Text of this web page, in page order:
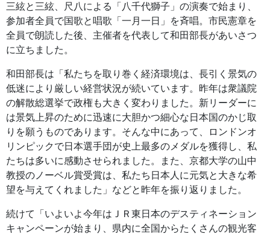
三絃と三絃、尺八による「八千代獅子」の演奏で始まり、
参加者全員で国歌と唱歌「一月一日」を斉唱。市民憲章を
全員で朗読した後、主催者を代表して和田部長があいさつ
に立ちました。
和田部長は「私たちを取り巻く経済環境は、長引く景気の
低迷により厳しい経営状況が続いています。昨年は衆議院
の解散総選挙で政権も大きく変わりました。新リーダーに
は景気上昇のために迅速に大胆かつ細心な日本国のかじ取
りを願うものであります。そんな中にあって、ロンドンオ
リンピックで日本選手団が史上最多のメダルを獲得し、私
たちは多いに感動させられました。また、京都大学の山中
教授のノーベル賞受賞は、私たち日本人に元気と大きな希
望を与えてくれました」などと昨年を振り返りました。
続けて「いよいよ今年はＪＲ東日本のデスティネーション
キャンペーンが始まり、県内に全国からたくさんの観光客